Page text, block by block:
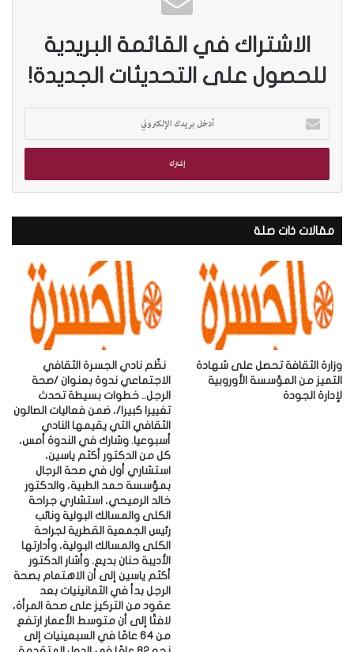
الاشتراك في القائمة البريدية
للحصول على التحديثات الجديدة!
خ
ب
ي
د
ك
ل
إ
ل
ك
ر
و
ن
مقالات ذات صلة
وزارة الثقافة تحصل على شهادة
التميز من المؤسسة الأوروبية
لإدارة الجودة
‎نظّم نادي الجسرة الثقافي
الاجتماعي ندوة بعنوان /صحة
الرجل.. خطوات بسيطة تحدث
تغييرا كبيرا/، ضمن فعاليات الصالون
الثقافي التي يقيمها النادي
أسبوعيا. ‎وشارك في الندوة أمس،
كل من الدكتور أكثم ياسين،
استشاري أول في صحة الرجال
بمؤسسة حمد الطبية، والدكتور
خالد الرميحي، استشاري جراحة
الكلى والمسالك البولية ونائب
رئيس الجمعية القطرية لجراحة
الكلى والمسالك البولية، وأدارتها
الأديبة حنان بديع. ‎وأشار الدكتور
أكثم ياسين إلى أن الاهتمام بصحة
الرجل بدأ في الثمانينيات بعد
عقود من التركيز على صحة المرأة،
لافتًا إلى أن متوسط الأعمار ارتفع
من 64 عامًا في السبعينيات إلى